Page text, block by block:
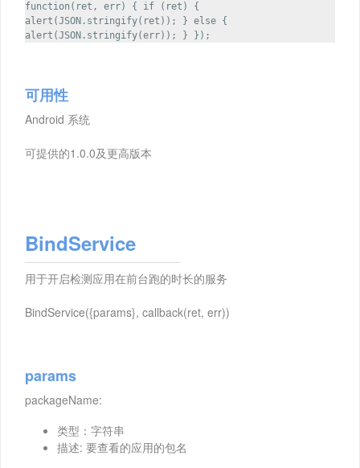
function(ret, err) { if (ret) {
alert(JSON.stringify(ret)); } else {
alert(JSON.stringify(err)); } });
可用性
Android 系统
可提供的1.0.0及更高版本
BindService
用于开启检测应用在前台跑的时长的服务
BindService({params}, callback(ret, err))
params
packageName:
类型：字符串
描述: 要查看的应用的包名